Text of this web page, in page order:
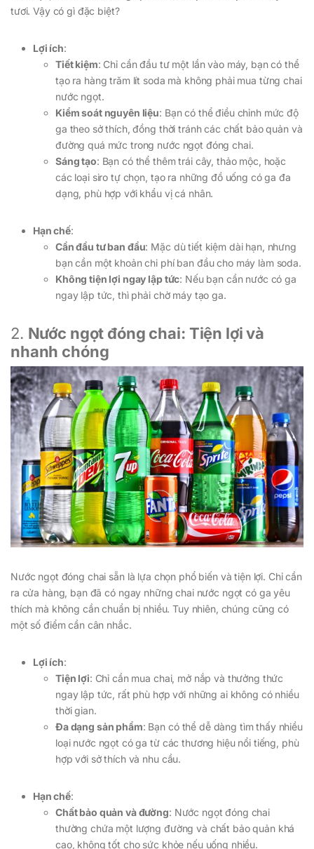
tươi. Vậy có gì đặc biệt?
Lợi ích:
Tiết kiệm: Chỉ cần đầu tư một lần vào máy, bạn có thể
tạo ra hàng trăm lít soda mà không phải mua từng chai
nước ngọt.
Kiểm soát nguyên liệu: Bạn có thể điều chỉnh mức độ
ga theo sở thích, đồng thời tránh các chất bảo quản và
đường quá mức trong nước ngọt đóng chai.
Sáng tạo: Bạn có thể thêm trái cây, thảo mộc, hoặc
các loại siro tự chọn, tạo ra những đồ uống có ga đa
dạng, phù hợp với khẩu vị cá nhân.
Hạn chế:
Cần đầu tư ban đầu: Mặc dù tiết kiệm dài hạn, nhưng
bạn cần một khoản chi phí ban đầu cho máy làm soda.
Không tiện lợi ngay lập tức: Nếu bạn cần nước có ga
ngay lập tức, thì phải chờ máy tạo ga.
2. Nước ngọt đóng chai: Tiện lợi và
nhanh chóng
Nước ngọt đóng chai sẵn là lựa chọn phổ biến và tiện lợi. Chỉ cần
ra cửa hàng, bạn đã có ngay những chai nước ngọt có ga yêu
thích mà không cần chuẩn bị nhiều. Tuy nhiên, chúng cũng có
một số điểm cần cân nhắc.
Lợi ích:
Tiện lợi: Chỉ cần mua chai, mở nắp và thưởng thức
ngay lập tức, rất phù hợp với những ai không có nhiều
thời gian.
Đa dạng sản phẩm: Bạn có thể dễ dàng tìm thấy nhiều
loại nước ngọt có ga từ các thương hiệu nổi tiếng, phù
hợp với sở thích và nhu cầu.
Hạn chế:
Chất bảo quản và đường: Nước ngọt đóng chai
thường chứa một lượng đường và chất bảo quản khá
cao, không tốt cho sức khỏe nếu uống nhiều.